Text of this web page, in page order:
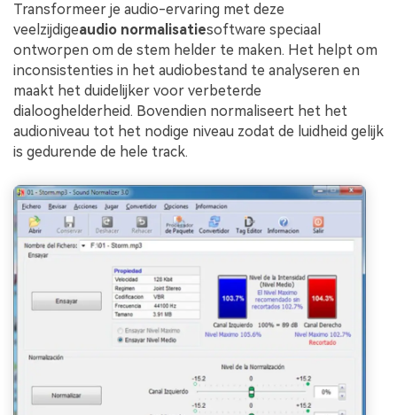
Transformeer je audio-ervaring met deze
veelzijdigeaudio normalisatiesoftware speciaal
ontworpen om de stem helder te maken. Het helpt om
inconsistenties in het audiobestand te analyseren en
maakt het duidelijker voor verbeterde
dialooghelderheid. Bovendien normaliseert het het
audioniveau tot het nodige niveau zodat de luidheid gelijk
is gedurende de hele track.